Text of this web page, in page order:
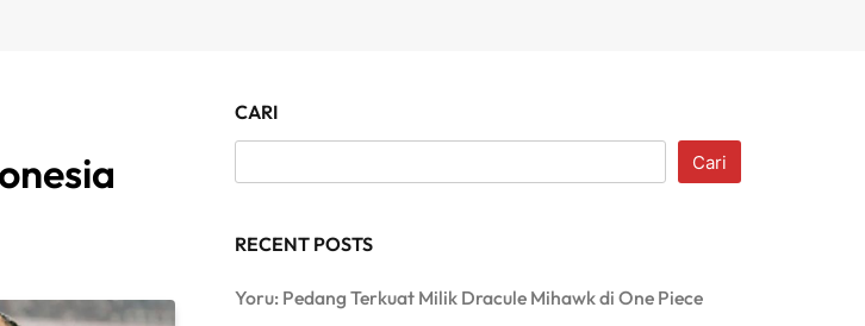
CARI
Cari
RECENT POSTS
Yoru: Pedang Terkuat Milik Dracule Mihawk di One Piece